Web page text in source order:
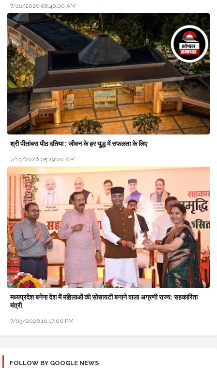
7/16/2026 08:46:00 AM
श्री पीतांबरा पीठ दतिया : जीवन के हर युद्ध में सफलता के लिए
7/13/2026 05:29:00 AM
मध्यप्रदेश बनेगा देश में महिलाओं की सोसायटी बनाने वाला अग्रणी राज्य: सहकारिता
मंत्री
7/05/2026 10:17:00 PM
FOLLOW BY GOOGLE NEWS